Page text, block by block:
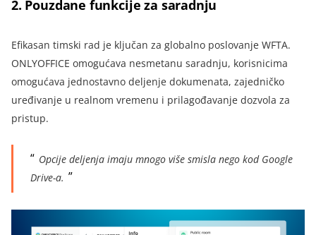
2. Pouzdane funkcije za saradnju
Efikasan timski rad je ključan za globalno poslovanje WFTA.
ONLYOFFICE omogućava nesmetanu saradnju, korisnicima
omogućava jednostavno deljenje dokumenata, zajedničko
uređivanje u realnom vremenu i prilagođavanje dozvola za
pristup.
Opcije deljenja imaju mnogo više smisla nego kod Google
Drive-a.